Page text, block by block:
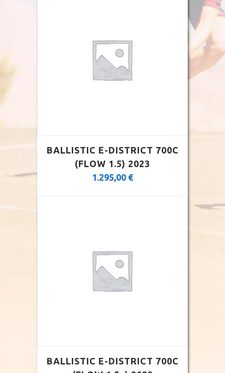
BALLISTIC E-DISTRICT 700C
(FLOW 1.5) 2023
1.295,00 €
BALLISTIC E-DISTRICT 700C